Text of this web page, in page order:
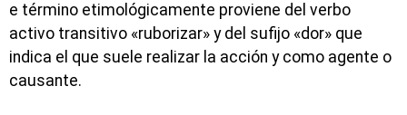
e término etimológicamente proviene del verbo
activo transitivo «ruborizar» y del sufijo «dor» que
indica el que suele realizar la acción y como agente o
causante.